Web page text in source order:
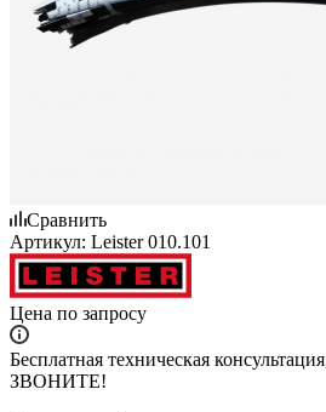
Сравнить
Артикул: Leister 010.101
Цена по запросу
Бесплатная техническая
ЗВОНИТЕ!